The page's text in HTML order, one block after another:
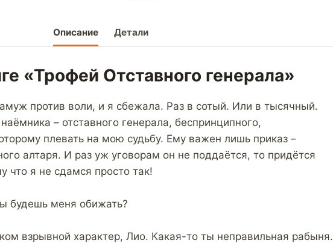
Описание Детали
«Трофей Отставного генерала»
против воли, и я сбежала. Раз в сотый. Или в тысячный.
– отставного генерала, беспринципного,
плевать на мою судьбу. Ему важен лишь приказ –
алтаря. И раз уж уговорам он не поддаётся, то придётся
что я не сдамся просто так!
будешь меня обижать?
взрывной характер, Лио. Какая-то ты неправильная рабыня.